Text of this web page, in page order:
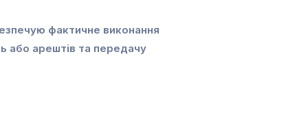
фактичне виконання
або арештів та передачу